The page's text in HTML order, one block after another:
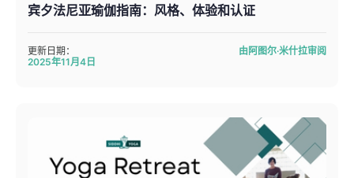
宾夕法尼亚瑜伽指南：风格、体验和认证
更新日期：
2025年11月4日
由阿图尔·米什拉审阅